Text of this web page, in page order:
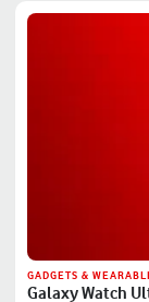
GADGETS &
Galaxy Watch